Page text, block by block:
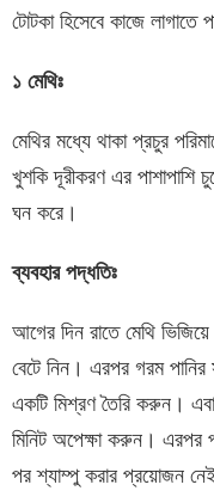
টোটকা হিসেবে কাজে লাগাতে
১ মেথিঃ
মেথির মধ্যে থাকা প্রচুর
খুশকি দূরীকরণ এর
ঘন করে।
ব্যবহার পদ্ধতিঃ
আগের দিন রাতে মেথি
বেটে নিন। এরপর গরম পানির
একটি মিশ্রণ তৈরি করুন।
মিনিট অপেক্ষা করুন। এরপর
পর শ্যাম্পু করার প্রয়োজন